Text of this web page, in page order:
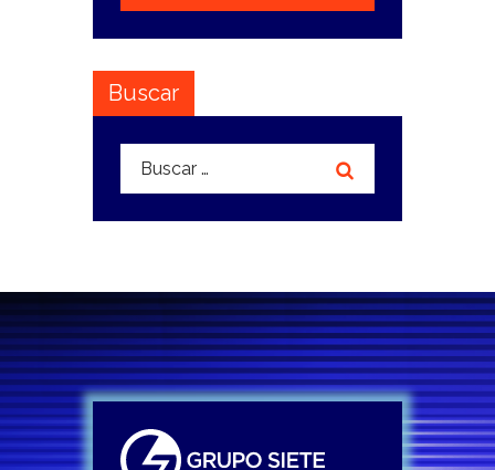
Buscar
Buscar: